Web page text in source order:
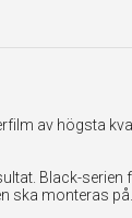
av högsta
Black-serien
ska monteras på.